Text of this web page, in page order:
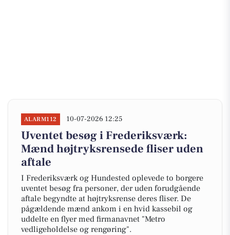
ALARM112 10-07-2026 12:25
Uventet besøg i Frederiksværk:
Mænd højtryksrensede fliser uden
aftale
I Frederiksværk og Hundested oplevede to borgere
uventet besøg fra personer, der uden forudgående
aftale begyndte at højtryksrense deres fliser. De
pågældende mænd ankom i en hvid kassebil og
uddelte en flyer med firmanavnet "Metro
vedligeholdelse og rengøring".